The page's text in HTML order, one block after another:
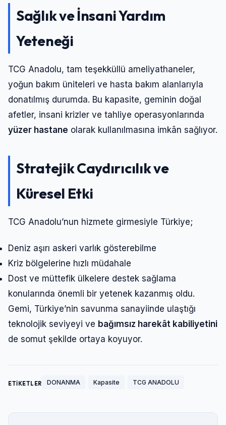
Sağlık ve İnsani Yardım
Yeteneği
TCG Anadolu, tam teşekküllü ameliyathaneler,
yoğun bakım üniteleri ve hasta bakım alanlarıyla
donatılmış durumda. Bu kapasite, geminin doğal
afetler, insani krizler ve tahliye operasyonlarında
yüzer hastane olarak kullanılmasına imkân sağlıyor.
Stratejik Caydırıcılık ve
Küresel Etki
TCG Anadolu’nun hizmete girmesiyle Türkiye;
Deniz aşırı askeri varlık gösterebilme
Kriz bölgelerine hızlı müdahale
Dost ve müttefik ülkelere destek sağlama
konularında önemli bir yetenek kazanmış oldu.
Gemi, Türkiye’nin savunma sanayiinde ulaştığı
teknolojik seviyeyi ve bağımsız harekât kabiliyetini
de somut şekilde ortaya koyuyor.
ETİKETLER DONANMA Kapasite TCG ANADOLU